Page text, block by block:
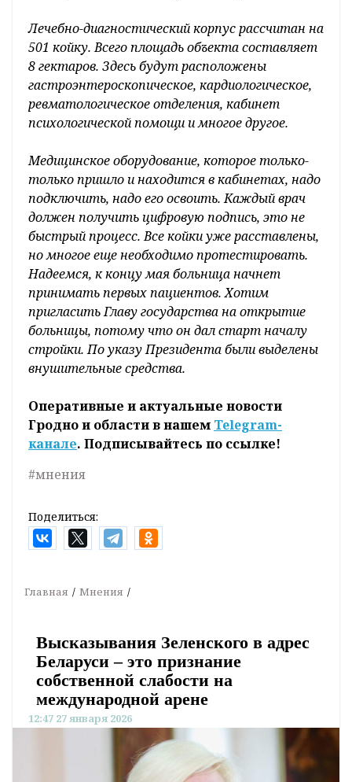
Лечебно-диагностический корпус рассчитан на
501 койку. Всего площадь объекта составляет
8 гектаров. Здесь будут расположены
гастроэнтероскопическое, кардиологическое,
ревматологическое отделения, кабинет
психологической помощи и многое другое.
Медицинское оборудование, которое только-
только пришло и находится в кабинетах, надо
подключить, надо его освоить. Каждый врач
должен получить цифровую подпись, это не
быстрый процесс. Все койки уже расставлены,
но многое еще необходимо протестировать.
Надеемся, к концу мая больница начнет
принимать первых пациентов. Хотим
пригласить Главу государства на открытие
больницы, потому что он дал старт началу
стройки. По указу Президента были выделены
внушительные средства.
Оперативные и актуальные новости
Гродно и области в нашем Telegram-
канале. Подписывайтесь по ссылке!
#мнения
Поделиться:
Главная Мнения
Высказывания Зеленского в адрес
Беларуси – это признание
собственной слабости на
международной арене
12:47 27 января 2026